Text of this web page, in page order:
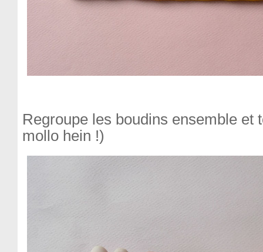
Regroupe les boudins ensemble et
mollo hein !)